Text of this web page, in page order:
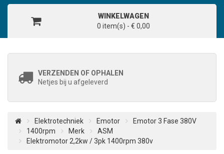
WINKELWAGEN
0 item(s) - € 0,00
VERZENDEN OF OPHALEN
Netjes bij u afgeleverd
Elektrotechniek Emotor
Emotor 3 Fase 380V
1400rpm
Merk
ASM
Elektromotor 2,2kw / 3pk 1400rpm 380v